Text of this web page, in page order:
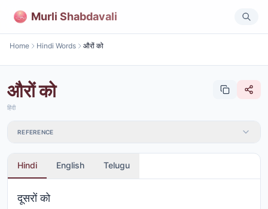
Murli Shabdavali
Home Hindi Words औरों को
औरों को
हिंदी
REFERENCE
Hindi English Telugu
दूसरों को